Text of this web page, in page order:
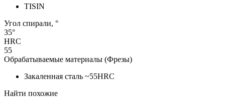
TISIN
Угол спирали, °
35°
HRC
55
Обрабатываемые материалы (Фрезы)
Закаленная сталь ~55HRC
Найти похожие